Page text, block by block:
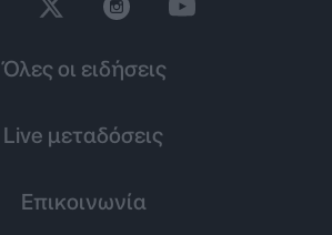
Όλες οι ειδήσεις
Live μεταδόσεις
Επικοινωνία